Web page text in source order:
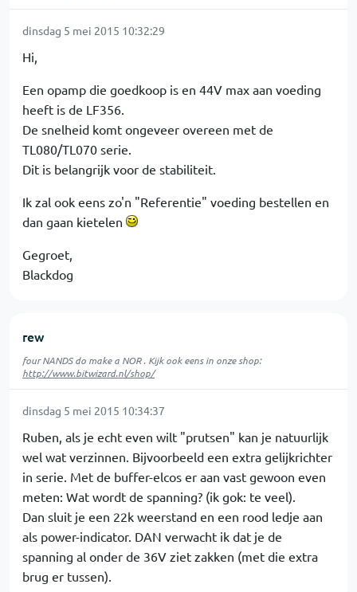
dinsdag 5 mei 2015 10:32:29
Hi,
Een opamp die goedkoop is en 44V max aan voeding
heeft is de LF356.
De snelheid komt ongeveer overeen met de
TL080/TL070 serie.
Dit is belangrijk voor de stabiliteit.
Ik zal ook eens zo'n "Referentie" voeding bestellen en
dan gaan kietelen
Gegroet,
Blackdog
rew
four NANDS do make a NOR . Kijk ook eens in onze shop:
http://www.bitwizard.nl/shop/
dinsdag 5 mei 2015 10:34:37
Ruben, als je echt even wilt "prutsen" kan je natuurlijk
wel wat verzinnen. Bijvoorbeeld een extra gelijkrichter
in serie. Met de buffer-elcos er aan vast gewoon even
meten: Wat wordt de spanning? (ik gok: te veel).
Dan sluit je een 22k weerstand en een rood ledje aan
als power-indicator. DAN verwacht ik dat je de
spanning al onder de 36V ziet zakken (met die extra
brug er tussen).